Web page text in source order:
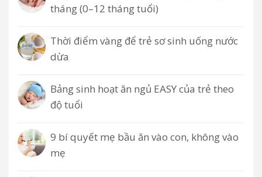
tháng (0–12 tháng tuổi)
Thời điểm vàng để trẻ sơ sinh uống nước
dừa
Bảng sinh hoạt ăn ngủ EASY của trẻ theo
độ tuổi
9 bí quyết mẹ bầu ăn vào con, không vào
mẹ